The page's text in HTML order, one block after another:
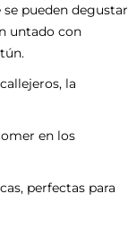
pueden degustar
untado con
la
en los
perfectas para